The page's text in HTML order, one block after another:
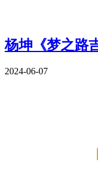
杨坤《梦之路
2024-06-07